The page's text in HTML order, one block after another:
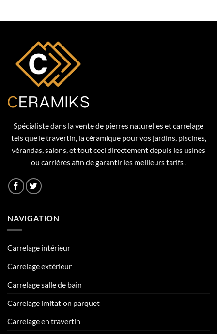
Spécialiste dans la vente de pierres naturelles et carrelage
tels que le travertin, la céramique pour vos jardins, piscines,
vérandas, salons, et tout ceci directement depuis les usines
ou carrières afin de garantir les meilleurs tarifs .
NAVIGATION
Carrelage intérieur
Carrelage extérieur
Carrelage salle de bain
Carrelage imitation parquet
Carrelage en travertin